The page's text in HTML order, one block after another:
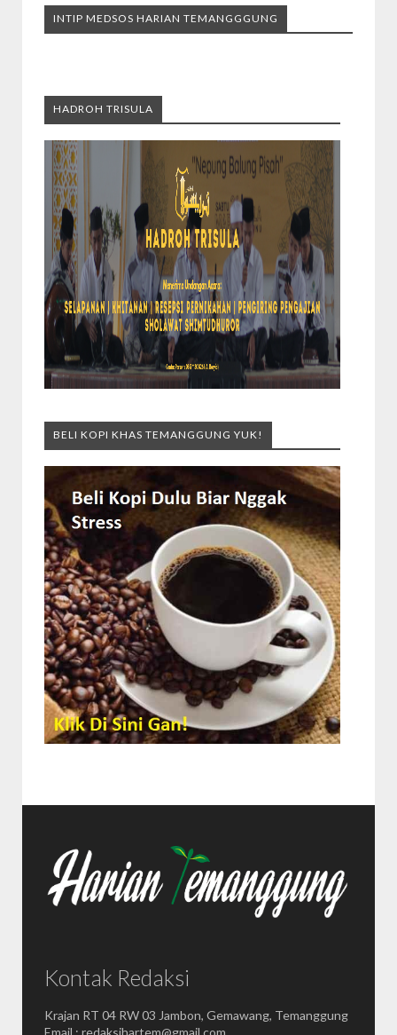
INTIP MEDSOS HARIAN TEMANGGGUNG
HADROH TRISULA
BELI KOPI KHAS TEMANGGUNG YUK!
Kontak Redaksi
Krajan RT 04 RW 03 Jambon, Gemawang, Temanggung